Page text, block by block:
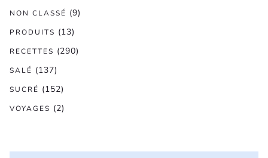
NON CLASSÉ (9)
PRODUITS (13)
RECETTES (290)
SALÉ (137)
SUCRÉ (152)
VOYAGES (2)